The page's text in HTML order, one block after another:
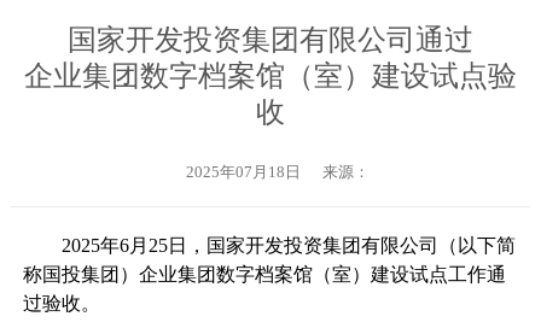
国家开发投资集团有限公司通过
企业集团数字档案馆（室）建设试点验
收
2025年07月18日 来源：
2025年6月25日，国家开发投资集团有限公司（以下简
称国投集团）企业集团数字档案馆（室）建设试点工作通
过验收。